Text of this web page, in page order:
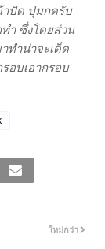
าปัด ปุ่มกดรับ
ทำ ซึ่งโดยส่วน
าทำน่าจะเด็ด
อบเอากรอบ
ใหม่กว่า